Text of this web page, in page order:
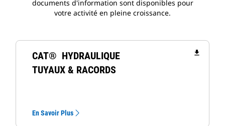
documents d'information sont disponibles pour
votre activité en pleine croissance.
CAT® HYDRAULIQUE
TUYAUX & RACORDS
file_download
En Savoir Plus